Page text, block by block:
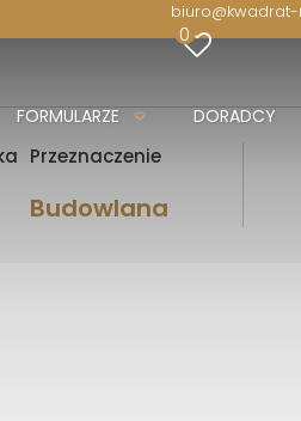
0
FORMULARZE DORADCY
Przeznaczenie
Budowlana